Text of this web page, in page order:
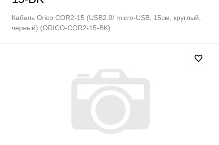
Кабель Orico COR2-15 (USB2.0/ micro-USB, 15см, круглый,
черный) (ORICO-COR2-15-BK)